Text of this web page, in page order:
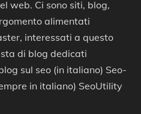
web. Ci sono siti, blog,
alimentati
interessati a questo
di blog dedicati
sul seo (in italiano) Seo-
in italiano) SeoUtility